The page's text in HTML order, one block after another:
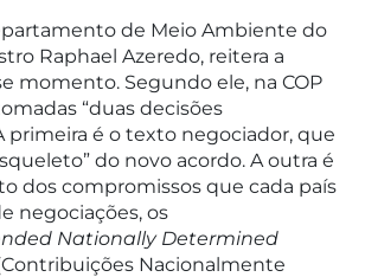
de Meio Ambiente do
Raphael Azeredo, reitera a
momento. Segundo ele, na COP
“duas decisões
primeira é o texto negociador, que
do novo acordo. A outra é
dos compromissos que cada país
negociações, os
Nationally Determined
Nacionalmente